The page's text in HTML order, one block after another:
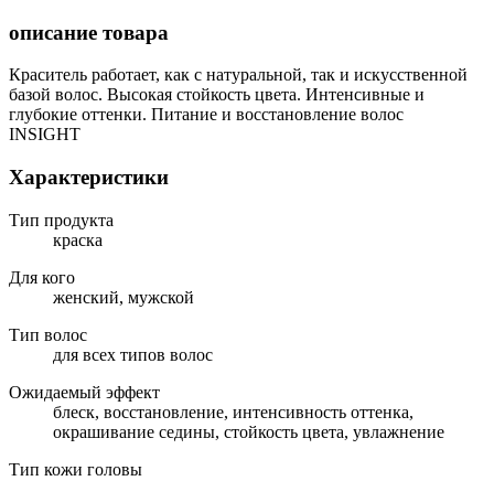
описание товара
Краситель работает, как с натуральной, так и искусственной
базой волос. Высокая стойкость цвета. Интенсивные и
глубокие оттенки. Питание и восстановление волос
INSIGHT
Характеристики
Тип продукта
краска
Для кого
женский, мужской
Тип волос
для всех типов волос
Ожидаемый эффект
блеск, восстановление, интенсивность оттенка,
окрашивание седины, стойкость цвета, увлажнение
Тип кожи головы